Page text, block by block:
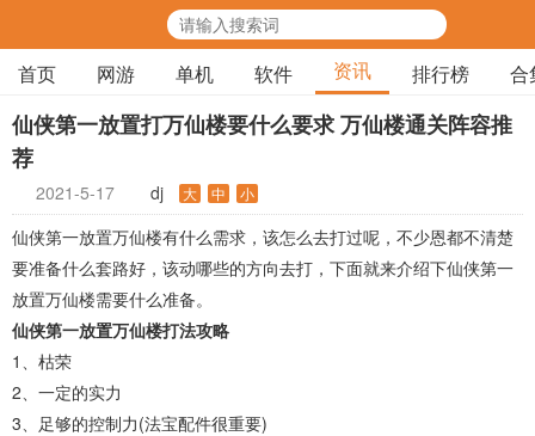
首页 网游 单机 软件 资讯 排行榜 合
仙侠第一放置打万仙楼要什么要求 万仙楼通关阵容推
荐
2021-5-17 dj 大 中 小
仙侠第一放置万仙楼有什么需求，该怎么去打过呢，不少恩都不清楚
要准备什么套路好，该动哪些的方向去打，下面就来介绍下仙侠第一
放置万仙楼需要什么准备。
仙侠第一放置万仙楼打法攻略
1、枯荣
2、一定的实力
3、足够的控制力(法宝配件很重要)